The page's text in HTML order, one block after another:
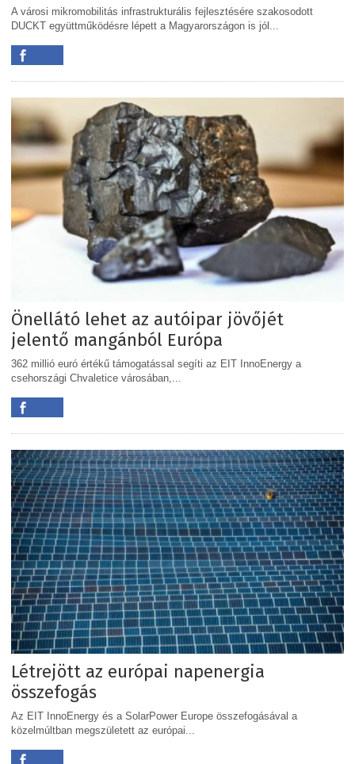
A városi mikromobilitás infrastrukturális fejlesztésére szakosodott
DUCKT együttműködésre lépett a Magyarországon is jól...
Önellátó lehet az autóipar jövőjét
jelentő mangánból Európa
362 millió euró értékű támogatással segíti az EIT InnoEnergy a
csehországi Chvaletice városában,...
Létrejött az európai napenergia
összefogás
Az EIT InnoEnergy és a SolarPower Europe összefogásával a
közelmúltban megszületett az európai...